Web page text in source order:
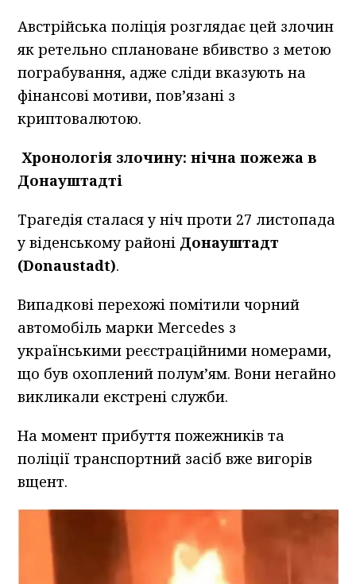
Австрійська поліція розглядає цей злочин
як ретельно сплановане вбивство з метою
пограбування, адже сліди вказують на
фінансові мотиви, пов’язані з
криптовалютою.
Хронологія злочину: нічна пожежа в
Донауштадті
Трагедія сталася у ніч проти 27 листопада
у віденському районі Донауштадт
(Donaustadt).
Випадкові перехожі помітили чорний
автомобіль марки Mercedes з
українськими реєстраційними номерами,
що був охоплений полум’ям. Вони негайно
викликали екстрені служби.
На момент прибуття пожежників та
поліції транспортний засіб вже вигорів
вщент.